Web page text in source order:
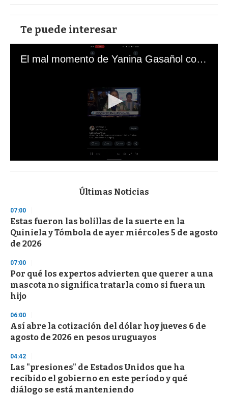
Te puede interesar
El mal momento de Yanina Gasañol con un hincha argentino en "Subrayado"
s
d
s
o
f
3
s
e
c
o
n
Últimas Noticias
07:00
Estas fueron las bolillas de la suerte en la
Quiniela y Tómbola de ayer miércoles 5 de agosto
de 2026
07:00
Por qué los expertos advierten que querer a una
mascota no significa tratarla como si fuera un
hijo
06:00
Así abre la cotización del dólar hoy jueves 6 de
agosto de 2026 en pesos uruguayos
04:42
Las "presiones" de Estados Unidos que ha
recibido el gobierno en este período y qué
diálogo se está manteniendo